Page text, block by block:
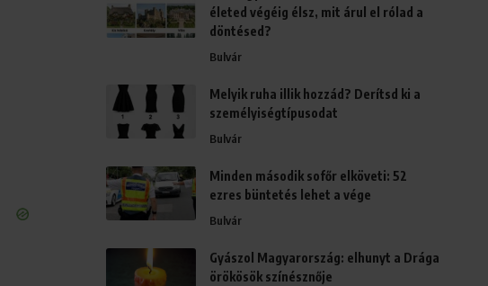
életed végéig élsz, mit árul el rólad a
döntésed?
Bulvár
Melyik ruha illik hozzád? Derítsd ki a
személyiségtípusodat
Bulvár
Minden második sofőr elköveti: 52
ezres büntetés lehet a vége
Bulvár
Gyászol Magyarország: elhunyt a Drága
örökösök színésznője